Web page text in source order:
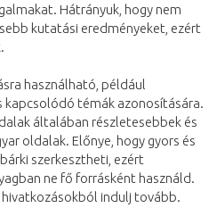
Hátrányuk, hogy nem
kutatási eredményeket, ezért
használható, például
kapcsolódó témák azonosítására.
általában részletesebbek és
oldalak. Előnye, hogy gyors és
szerkesztheti, ezért
ne fő forrásként használd.
indulj tovább.